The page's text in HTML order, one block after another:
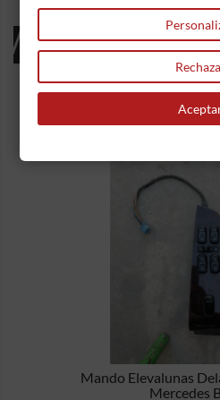
16 OTROS
Mando Elevalunas
Mercedes